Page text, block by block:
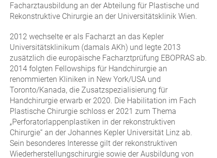
Facharztausbildung an der Abteilung für Plastische und
Rekonstruktive Chirurgie an der Universitätsklinik Wien.
2012 wechselte er als Facharzt an das Kepler
Universitätsklinikum (damals AKh) und legte 2013
zusätzlich die europäische Facharztprüfung EBOPRAS ab.
2014 folgten Fellowships für Handchirurgie an
renommierten Kliniken in New York/USA und
Toronto/Kanada, die Zusatzspezialisierung für
Handchirurgie erwarb er 2020. Die Habilitation im Fach
Plastische Chirurgie schloss er 2021 zum Thema
„Perforatorlappenplastiken in der rekonstruktiven
Chirurgie“ an der Johannes Kepler Universität Linz ab.
Sein besonderes Interesse gilt der rekonstruktiven
Wiederherstellungschirurgie sowie der Ausbildung von